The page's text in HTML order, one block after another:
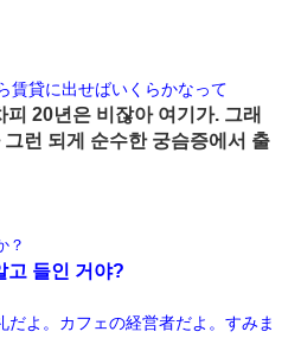
賃貸に出せばいくらかなって
20년은 비잖아 여기가. 그래
런 되게 순수한 궁슴증에서 출
？
고 들인 거야?
だよ。カフェの経営者だよ。すみま